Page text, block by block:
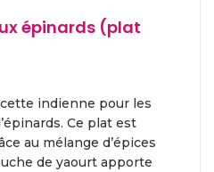
épinards (plat
indienne pour les
Ce plat est
au mélange d’épices
de yaourt apporte